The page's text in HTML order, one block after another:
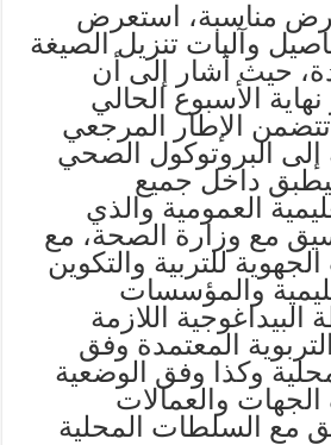
مناسبة، استعرض
وآليات تنزيل الصيغة
حيث أشار إلى أن
الأسبوع الحالي
الإطار المرجعي
إلى البروتوكول الصحي
داخل جميع
العمومية والذي
مع وزارة الصحة، مع
للتربية والتكوين
والمؤسسات
البيداغوجية اللازمة
المعتمدة وفق
وكذا وفق الوضعية
الجهات والعمالات
مع السلطات المحلية